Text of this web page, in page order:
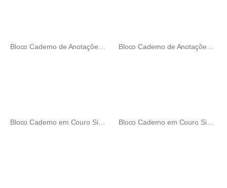
Bloco Caderno de Anotações Moleskine Angorá Bloco Caderno de Anotações Moleskine Azaléia
Bloco Caderno em Couro Sintético Frizzante Bloco Caderno em Couro Sintético Real